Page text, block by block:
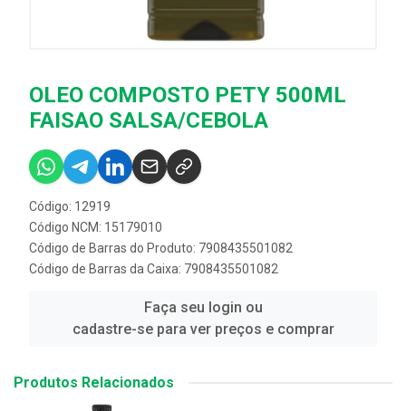
OLEO COMPOSTO PETY 500ML
FAISAO SALSA/CEBOLA
Código: 12919
Código NCM: 15179010
Código de Barras do Produto: 7908435501082
Código de Barras da Caixa: 7908435501082
Faça seu login ou
cadastre-se para ver preços e comprar
Produtos Relacionados